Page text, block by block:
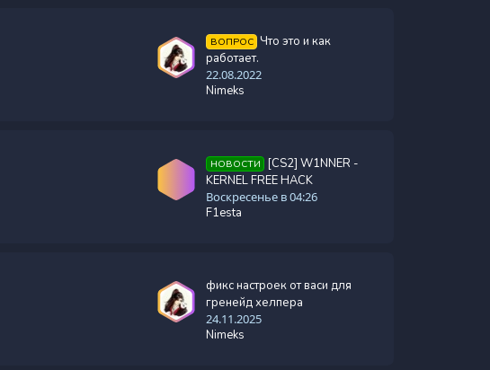
ВОПРОС Что это и как
работает.
22.08.2022
Nimeks
НОВОСТИ [CS2] W1NNER -
KERNEL FREE HACK
Воскресенье в 04:26
F1esta
фикс настроек от васи для
гренейд хелпера
24.11.2025
Nimeks